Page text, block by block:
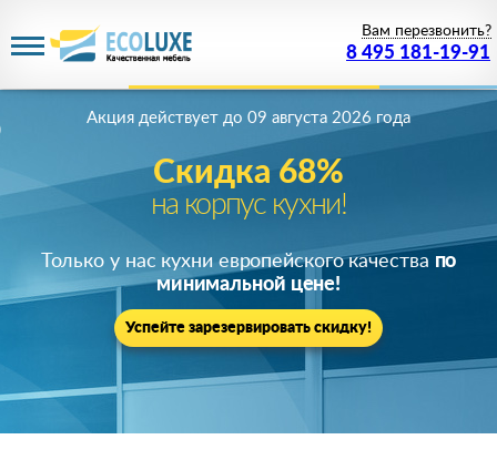
8 495 181-19-91
Вам перезвонить?
Скидка 68%
на корпус кухни!
Акция действует до 09 августа 2026 года
Только у нас кухни европейского качества по
минимальной цене!
Успейте зарезервировать скидку!